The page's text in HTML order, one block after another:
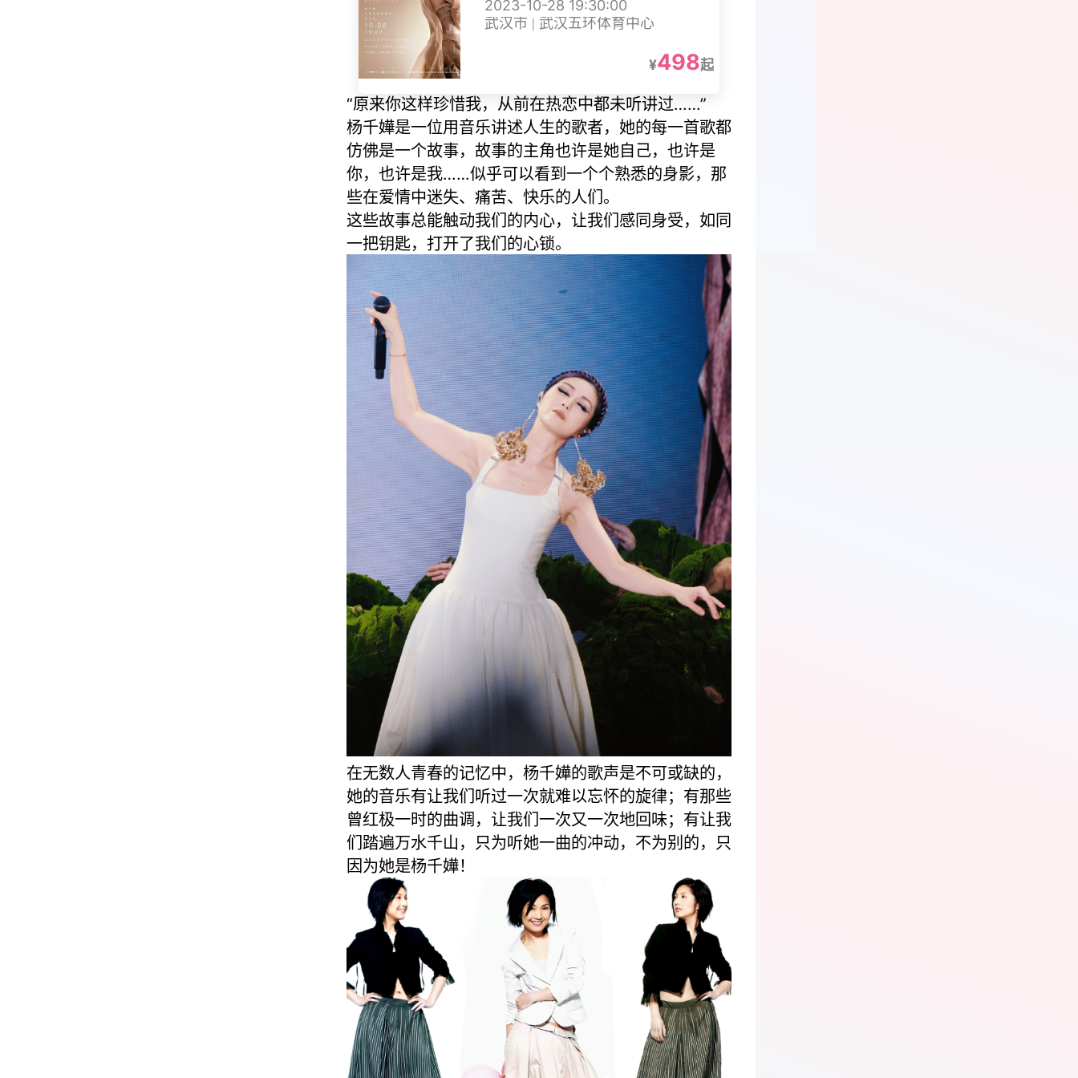
2023-10-28 19:30:00
武汉市 | 武汉五环体育中心
¥498起
“原来你这样珍惜我，从前在热恋中都未听讲过……”
杨千嬅是一位用音乐讲述人生的歌者，她的每一首歌都
仿佛是一个故事，故事的主角也许是她自己，也许是
你，也许是我……似乎可以看到一个个熟悉的身影，那
些在爱情中迷失、痛苦、快乐的人们。
这些故事总能触动我们的内心，让我们感同身受，如同
一把钥匙，打开了我们的心锁。
在无数人青春的记忆中，杨千嬅的歌声是不可或缺的，
她的音乐有让我们听过一次就难以忘怀的旋律；有那些
曾红极一时的曲调，让我们一次又一次地回味；有让我
们踏遍万水千山，只为听她一曲的冲动，不为别的，只
因为她是杨千嬅！